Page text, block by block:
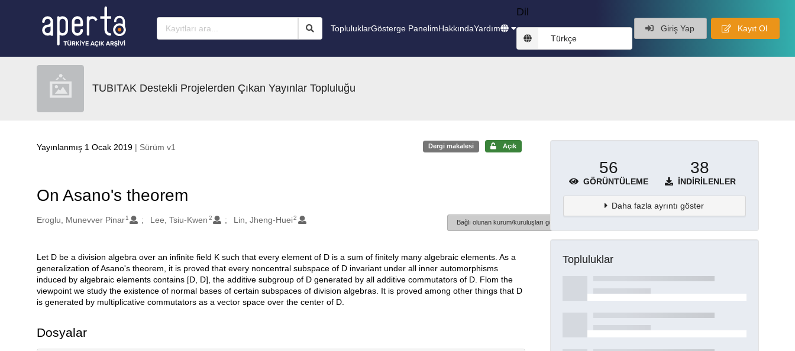
TopluluklarGösterge PanelimHakkındaYardım
Dil
Türkçe
Giriş Yap Kayıt Ol
TUBITAK Destekli Projelerden Çıkan Yayınlar Topluluğu
Yayınlanmış 1 Ocak 2019 | Sürüm v1 Dergi makalesi Açık
On Asano's theorem
Oluşturanlar
Eroglu, Munevver Pinar 1 Lee, Tsiu-Kwen 2 Lin, Jheng-Huei2
Bağlı olunan kurum/kuruluşları göster
Açıklama
Let D be a division algebra over an infinite field K such that every element of D is a sum of finitely many algebraic elements. As a
generalization of Asano's theorem, it is proved that every noncentral subspace of D invariant under all inner automorphisms
induced by algebraic elements contains [D, D], the additive subgroup of D generated by all additive commutators of D. Flom the
viewpoint we study the existence of normal bases of certain subspaces of division algebras. It is proved among other things that D
is generated by multiplicative commutators as a vector space over the center of D.
Dosyalar
56
GÖRÜNTÜLEME
38
İNDIRILENLER
Daha fazla ayrıntı göster
Topluluklar